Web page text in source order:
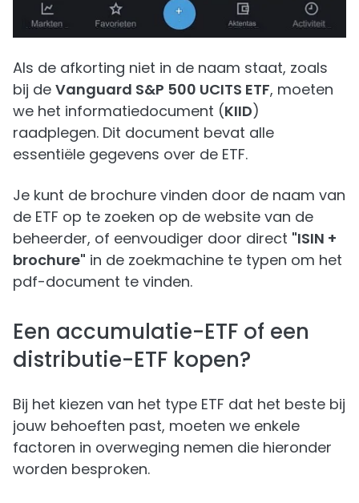
Als de afkorting niet in de naam staat, zoals
bij de Vanguard S&P 500 UCITS ETF, moeten
we het informatiedocument (KIID)
raadplegen. Dit document bevat alle
essentiële gegevens over de ETF.
Je kunt de brochure vinden door de naam van
de ETF op te zoeken op de website van de
beheerder, of eenvoudiger door direct "ISIN +
brochure" in de zoekmachine te typen om het
pdf-document te vinden.
Een accumulatie-ETF of een
distributie-ETF kopen?
Bij het kiezen van het type ETF dat het beste bij
jouw behoeften past, moeten we enkele
factoren in overweging nemen die hieronder
worden besproken.